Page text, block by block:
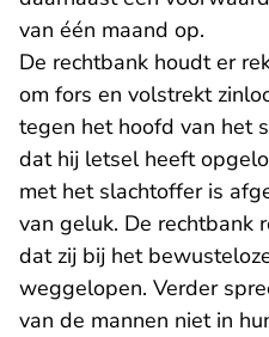
van één maand op.
De rechtbank houdt er
om fors en volstrekt
tegen het hoofd van het
dat hij letsel heeft
met het slachtoffer is
van geluk. De rechtbank
dat zij bij het
weggelopen. Verder
van de mannen niet in